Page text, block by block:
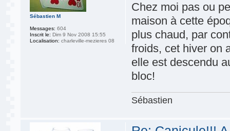
Chez moi pas ou
maison à cette
plus chaud, par
froids, cet hiver on
elle est descendu
bloc!
Sébastien
Sébastien M
Messages: 604
Inscrit le: Dim 9 Nov 2008 15:55
Localisation: charleville-mezieres 08